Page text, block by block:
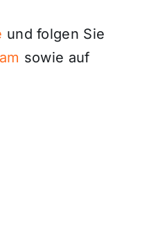
und folgen Sie
sowie auf